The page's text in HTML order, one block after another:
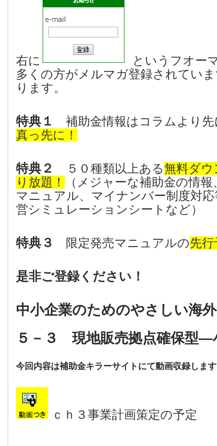
右に
というフオー
多くの方がメルマガ登録されてい
ります。
特典１
補助金情報はコラムより先
真っ先に！
特典２ ５０種類以上ある無料ダウ
り放題！
（メジャーな補助金の情
マニュアル、マイナンバー制度対
営シミュレーションシートなど）
特典３ 限定発売マニュアルの先
是非ご登録ください！
中小企業のためのやさしい海
５－３ 現地販売拠点確保型―
今回内容は補助金キラーサイトにて動画収録しま
ｃｈ３事業計画策定の予定